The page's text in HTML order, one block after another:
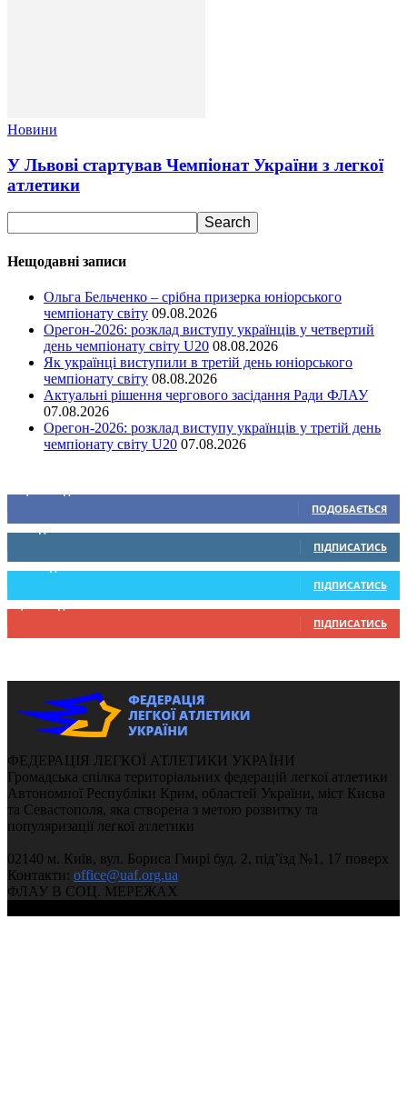
Новини
У Львові стартував Чемпіонат України з легкої
атлетики
Нещодавні записи
Ольга Бельченко – срібна призерка юніорського
чемпіонату світу 09.08.2026
Орегон-2026: розклад виступу українців у четвертий
день чемпіонату світу U20 08.08.2026
Як українці виступили в третій день юніорського
чемпіонату світу 08.08.2026
Актуальні рішення чергового засідання Ради ФЛАУ
07.08.2026
Орегон-2026: розклад виступу українців у третій день
чемпіонату світу U20 07.08.2026
ПОДОБАЄТЬСЯ
0 Підписників
ПІДПИСАТИСЬ
234 Підписників
ПІДПИСАТИСЬ
9,370 Підписників
ПІДПИСАТИСЬ
ФЕДЕРАЦІЯ ЛЕГКОЇ АТЛЕТИКИ УКРАЇНИ
Громадська спілка територіальних федерацій легкої атлетики
Автономної Республіки Крим, областей України, міст Києва
та Севастополя, яка створена з метою розвитку та
популяризації легкої атлетики
02140 м. Київ, вул. Бориса Гмирі буд. 2, під’їзд №1, 17 поверх
Контакти: office@uaf.org.ua
ФЛАУ В СОЦ. МЕРЕЖАХ